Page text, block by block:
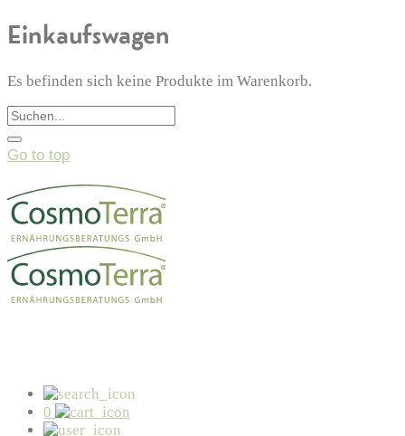
Einkaufswagen
Es befinden sich keine Produkte im Warenkorb.
Go to top
0